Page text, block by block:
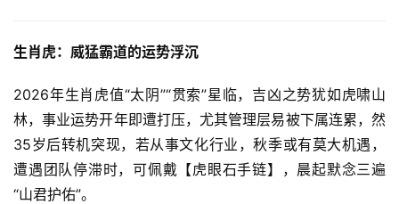
生肖虎：威猛霸道的运势浮沉
2026年生肖虎值“太阴”“贯索”星临，吉凶之势犹如虎啸山
林，事业运势开年即遭打压，尤其管理层易被下属连累，然
35岁后转机突现，若从事文化行业，秋季或有莫大机遇，
遭遇团队停滞时，可佩戴【虎眼石手链】，晨起默念三遍
“山君护佑”。